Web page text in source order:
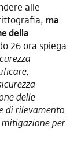
alle
ma
della
26 ora spiega
delle
di rilevamento
per